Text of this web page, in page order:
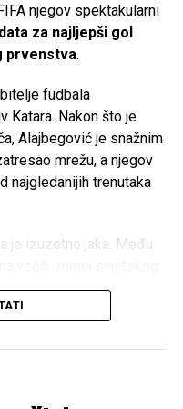
Share
njegov spektakularni
za najljepši gol
prvenstva.
fudbala
Katara. Nakon što je
Alajbegović je snažnim
mrežu, a njegov
najgledanijih trenutaka
je izuzetno jaka. Među
Mbappéa,
Juliana
Eliaha JustaiSidnyja